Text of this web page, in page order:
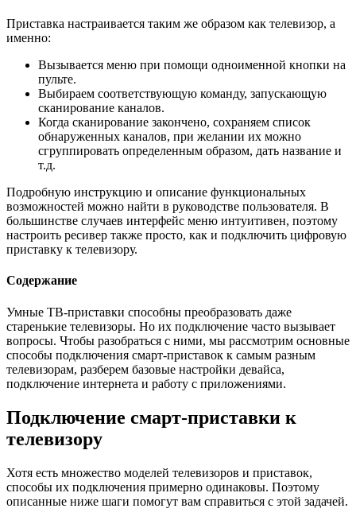
Приставка настраивается таким же образом как телевизор, а
именно:
Вызывается меню при помощи одноименной кнопки на
пульте.
Выбираем соответствующую команду, запускающую
сканирование каналов.
Когда сканирование закончено, сохраняем список
обнаруженных каналов, при желании их можно
сгруппировать определенным образом, дать название и
т.д.
Подробную инструкцию и описание функциональных
возможностей можно найти в руководстве пользователя. В
большинстве случаев интерфейс меню интуитивен, поэтому
настроить ресивер также просто, как и подключить цифровую
приставку к телевизору.
Содержание
Умные ТВ-приставки способны преобразовать даже
старенькие телевизоры. Но их подключение часто вызывает
вопросы. Чтобы разобраться с ними, мы рассмотрим основные
способы подключения смарт-приставок к самым разным
телевизорам, разберем базовые настройки девайса,
подключение интернета и работу с приложениями.
Подключение смарт-приставки к
телевизору
Хотя есть множество моделей телевизоров и приставок,
способы их подключения примерно одинаковы. Поэтому
описанные ниже шаги помогут вам справиться с этой задачей.